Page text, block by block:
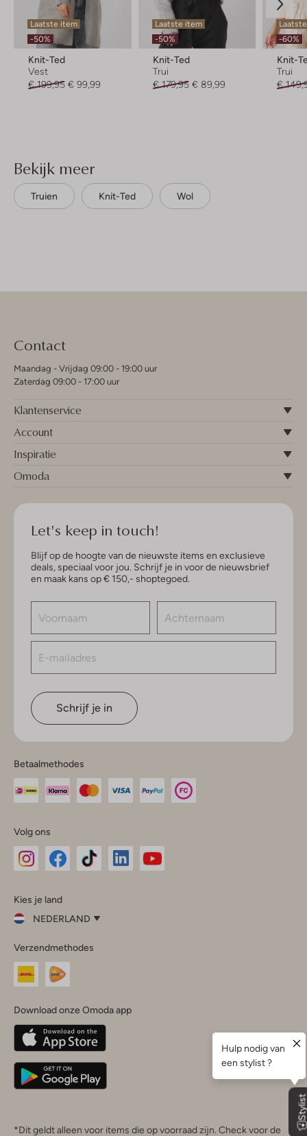
Laatste item
-50%
Knit-Ted
Vest
€ 199,95 € 99,99
Laatste item
-50%
Knit-Ted
Trui
€ 179,95 € 89,99
-60%
Knit-
Trui
€
Bekijk meer
Truien Knit-Ted Wol
Contact
Maandag - Vrijdag 09:00 - 19:00 uur
Zaterdag 09:00 - 17:00 uur
Klantenservice
Account
Inspiratie
Omoda
Let's keep in touch!
Blijf op de hoogte van de nieuwste items en exclusieve
deals, speciaal voor jou. Schrijf je in voor de nieuwsbrief
en maak kans op € 150,- shoptegoed.
Schrijf je in
Betaalmethodes
Volg ons
InstagramFacebook
Kies je land
NEDERLAND
je
land
Nederland
Belgique(Français)
Deutschland
Verzendmethodes
Download onze Omoda app
*Dit geldt alleen voor items die op voorraad zijn. Check voor de